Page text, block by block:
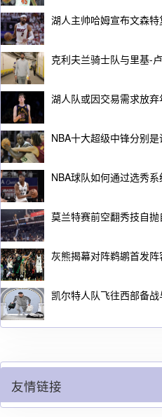
湖人主帅哈姆宣布文森
克利夫兰骑士队与里基-
湖人队或因交易需求放
NBA十大超级中锋分别是
NBA球队如何通过选秀系
莫兰特赛前空翻秀技自
灰熊揭幕对阵鹈鹕首发
凯尔特人队飞往西部备
友情链接